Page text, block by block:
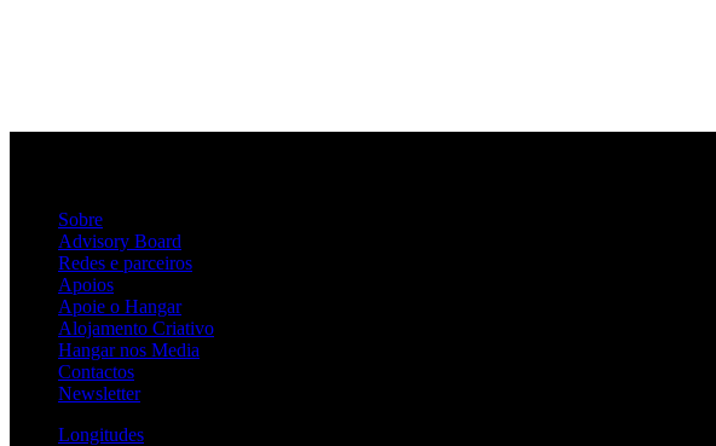
Sobre
Advisory Board
Redes e parceiros
Apoios
Apoie o Hangar
Alojamento Criativo
Hangar nos Media
Contactos
Newsletter
Longitudes